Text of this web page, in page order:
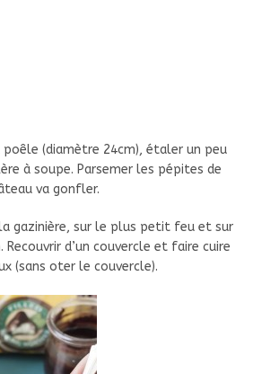
(diamètre 24cm), étaler un peu
à soupe. Parsemer les pépites de
va gonfler.
gazinière, sur le plus petit feu et sur
Recouvrir d’un couvercle et faire cuire
(sans oter le couvercle).